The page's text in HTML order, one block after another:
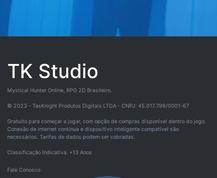
TK Studio
Mystical Hunter Online, RPG 2D Brasileiro.
© 2023 - TasKnight Produtos Digitais LTDA - CNPJ: 45.017.799/0001-67
Gratuito para começar a jogar, com opção de compras disponível dentro do jogo.
Conexão de internet contínua e dispositivo inteligente compatível são
necessários. Tarifas de dados podem ser cobradas.
Classificação Indicativa: +13 Anos
Fale Conosco